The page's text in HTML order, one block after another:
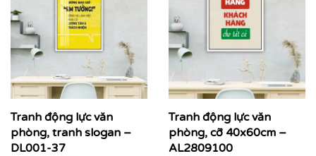
Tranh động lực văn
phòng, tranh slogan –
DL001-37
Tranh động lực văn
phòng, cỡ 40x60cm –
AL2809100